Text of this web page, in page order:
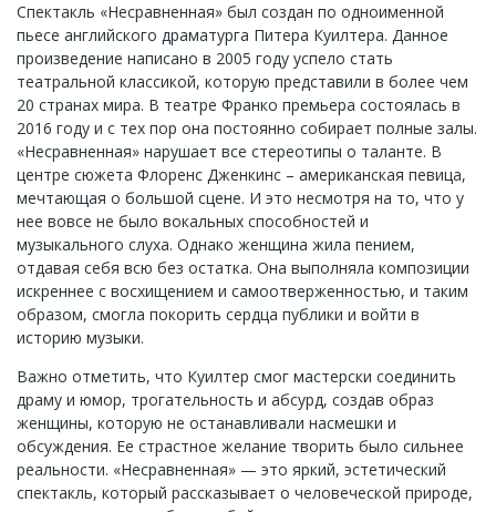
Спектакль «Несравненная» был создан по одноименной
пьесе английского драматурга Питера Куилтера. Данное
произведение написано в 2005 году успело стать
театральной классикой, которую представили в более чем
20 странах мира. В театре Франко премьера состоялась в
2016 году и с тех пор она постоянно собирает полные залы.
«Несравненная» нарушает все стереотипы о таланте. В
центре сюжета Флоренс Дженкинс – американская певица,
мечтающая о большой сцене. И это несмотря на то, что у
нее вовсе не было вокальных способностей и
музыкального слуха. Однако женщина жила пением,
отдавая себя всю без остатка. Она выполняла композиции
искреннее с восхищением и самоотверженностью, и таким
образом, смогла покорить сердца публики и войти в
историю музыки.
Важно отметить, что Куилтер смог мастерски соединить
драму и юмор, трогательность и абсурд, создав образ
женщины, которую не останавливали насмешки и
обсуждения. Ее страстное желание творить было сильнее
реальности. «Несравненная» — это яркий, эстетический
спектакль, который рассказывает о человеческой природе,